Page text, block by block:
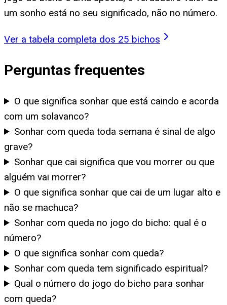
um sonho está no seu significado, não no número.
Ver a tabela completa dos 25 bichos
Perguntas frequentes
O que significa sonhar que está caindo e acorda
com um solavanco?
Sonhar com queda toda semana é sinal de algo
grave?
Sonhar que cai significa que vou morrer ou que
alguém vai morrer?
O que significa sonhar que cai de um lugar alto e
não se machuca?
Sonhar com queda no jogo do bicho: qual é o
número?
O que significa sonhar com queda?
Sonhar com queda tem significado espiritual?
Qual o número do jogo do bicho para sonhar
com queda?